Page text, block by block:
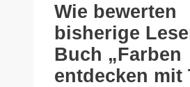
Wie bewerten
bisherige
Buch „Farben
entdecken mit